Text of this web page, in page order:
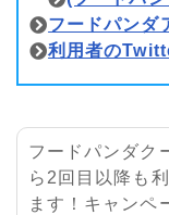
フードパンダ
利用者の
フードパンダク
ら2回目以降も
ます！キャンペ